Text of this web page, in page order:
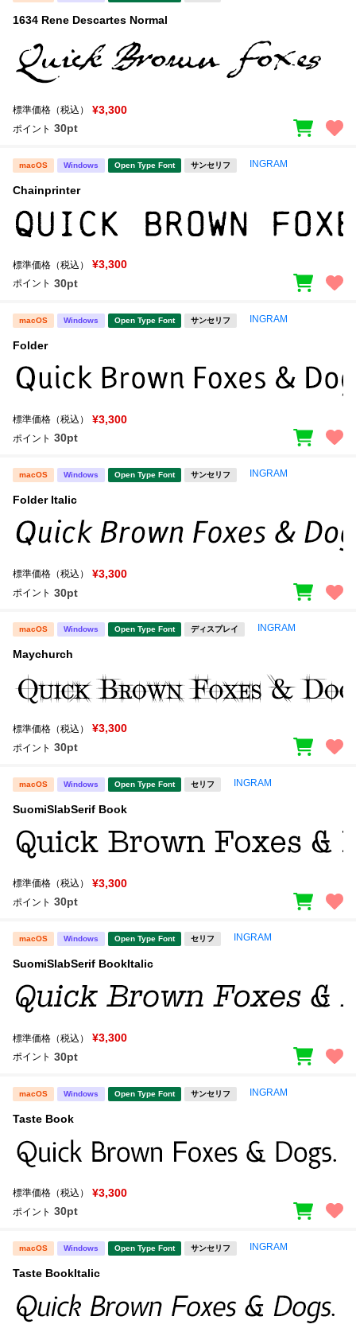
1634 Rene Descartes Normal
標準価格（税込） ¥3,300
ポイント 30pt
macOS Windows Open Type Font サンセリフ INGRAM
Chainprinter
標準価格（税込） ¥3,300
ポイント 30pt
macOS Windows Open Type Font サンセリフ INGRAM
Folder
標準価格（税込） ¥3,300
ポイント 30pt
macOS Windows Open Type Font サンセリフ INGRAM
Folder Italic
標準価格（税込） ¥3,300
ポイント 30pt
macOS Windows Open Type Font ディスプレイ INGRAM
Maychurch
標準価格（税込） ¥3,300
ポイント 30pt
macOS Windows Open Type Font セリフ INGRAM
SuomiSlabSerif Book
標準価格（税込） ¥3,300
ポイント 30pt
macOS Windows Open Type Font セリフ INGRAM
SuomiSlabSerif BookItalic
標準価格（税込） ¥3,300
ポイント 30pt
macOS Windows Open Type Font サンセリフ INGRAM
Taste Book
標準価格（税込） ¥3,300
ポイント 30pt
macOS Windows Open Type Font サンセリフ INGRAM
Taste BookItalic